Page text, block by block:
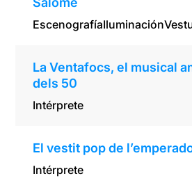
EscenografíaIluminación
La Ventafocs, el musical
dels 50
Intérprete
El vestit pop de
Intérprete